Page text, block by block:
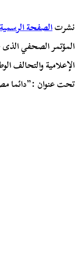
نشرتالصفحة
المؤتمر الصحفي
الإعلامية والتحالف
تحت عنوان :”دائما